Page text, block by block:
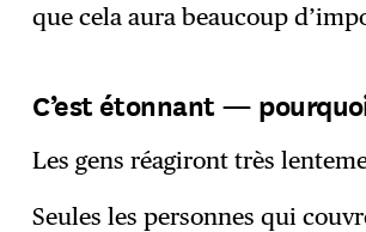
que cela aura beaucoup
C’est étonnant —
Les gens réagiront très
Seules les personnes qui